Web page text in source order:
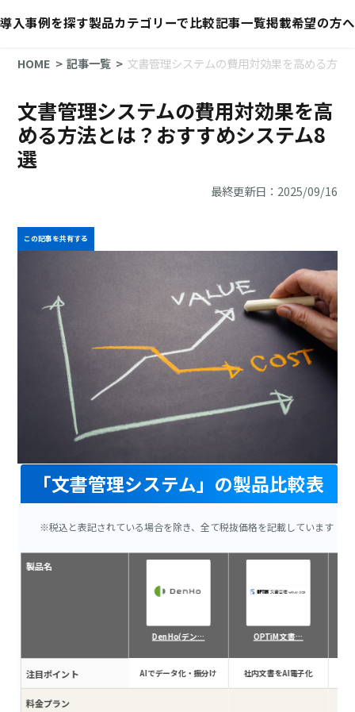
導入事例を探す製品カテゴリーで比較記事一覧掲載希望の方へ
HOME 記事一覧 文書管理システムの費用対効果を高める方
文書管理システムの費用対効果を高
める方法とは？おすすめシステム8
選
最終更新日：2025/09/16
この記事を共有する
「文書管理システム」の製品比較表
※税込と表記されている場合を除き、全て税抜価格を記載しています
製品名
注目ポイント
料金プラン
DenHo(デン…
AIでデータ化・振分け
OPTiM 文書…
社内文書をAI電子化